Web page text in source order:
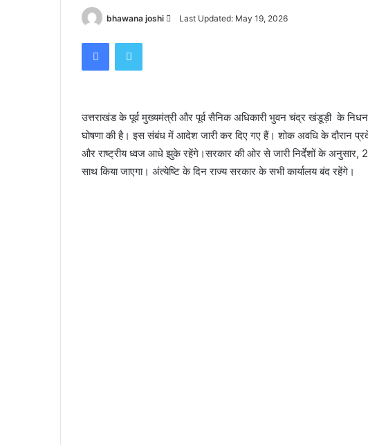
bhawana joshi
Send
Last Updated: May 19, 2026
FacebookTwitter
उत्तराखंड के पूर्व मुख्यमंत्री और पूर्व सैनिक अधिकारी भुवन चंद्र खंडूड़ी के
घोषणा की है। इस संबंध में आदेश जारी कर दिए गए हैं। शोक अवधि के दौरान
और राष्ट्रीय ध्वज आधे झुके रहेंगे।सरकार की ओर से जारी निर्देशों के अनुसार,
साथ किया जाएगा। अंत्येष्टि के दिन राज्य सरकार के सभी कार्यालय बंद रहेंगे।
को
मौके
पर
मौत
November 16, 2023
कोटद्वार के दुगड्डा मार्ग पर हादसा, हाथी को देखकर
घबराया युवक, बाइक रपटने से मौके पर मौत